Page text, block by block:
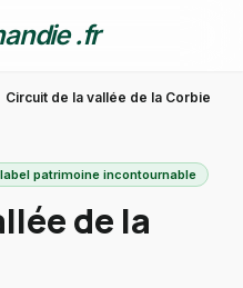
.fr
Circuit de la vallée de la Corbie
patrimoine incontournable
de la